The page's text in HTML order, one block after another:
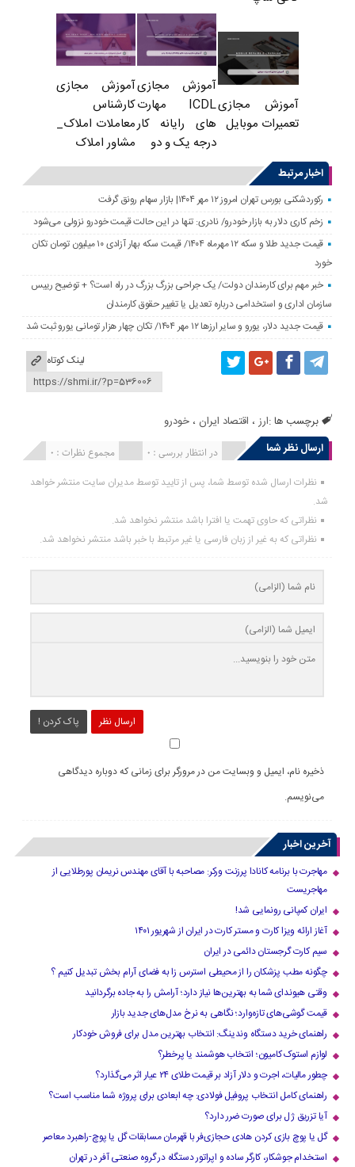
آموزش مجازی
تعمیرات موبایل
آموزش مجازی
ICDL مهارت
های رایانه کار
درجه یک و دو
آموزش مجازی
کارشناس
معاملات املاک_
مشاور املاک
اخبار مرتبط
رکوردشکنی بورس تهران امروز ۱۲ مهر ۱۴۰۴| بازار سهام رونق گرفت
زخم کاری دلار به بازار خودرو/ نادری: تنها در این حالت قیمت خودرو نزولی می‌شود
قیمت جدید طلا و سکه ۱۲ مهرماه ۱۴۰۴/ قیمت سکه بهار آزادی ۱۰ میلیون تومان تکان
خورد
خبر مهم برای کارمندان دولت/ یک جراحی بزرگ بزرگ در راه است؟ + توضیح رییس
سازمان اداری و استخدامی درباره تعدیل یا تغییر حقوق کارمندان
قیمت جدید دلار، یورو و سایر ارزها ۱۲ مهر ۱۴۰۴/ تکان چهار هزار تومانی یورو ثبت شد
لینک کوتاه
برچسب ها :ارز ، اقتصاد ایران ،خودرو
ارسال نظر شما
مجموع نظرات : 0 در انتظار بررسی : 0 انتشار یافته : 0
نظرات ارسال شده توسط شما، پس از تایید توسط مدیران سایت منتشر خواهد
شد.
نظراتی که حاوی تهمت یا افترا باشد منتشر نخواهد شد.
نظراتی که به غیر از زبان فارسی یا غیر مرتبط با خبر باشد منتشر نخواهد شد.
ارسال نظر پاک کردن !
ذخیره نام، ایمیل و وبسایت من در مرورگر برای زمانی که دوباره دیدگاهی
می‌نویسم.
آخرین اخبار
مهاجرت با برنامه کانادا پرزنت ورکر: مصاحبه با آقای مهندس نریمان پورطلایی از
مهاجریست
ایران کمپانی رونمایی شد!
آغاز ارائه ویزا کارت و مستر کارت در ایران از شهریور ۱۴۰۱
سیم کارت گرجستان دائمی در ایران
چگونه مطب پزشکان را از محیطی استرس زا به فضای آرام بخش تبدیل کنیم ؟
وقتی هیوندای شما به بهترین‌ها نیاز دارد؛ آرامش را به جاده برگردانید
قیمت گوشی‌های تازه‌وارد؛ نگاهی به نرخ مدل‌های جدید بازار
راهنمای خرید دستگاه وندینگ: انتخاب بهترین مدل برای فروش خودکار
لوازم استوک کامیون؛ انتخاب هوشمند یا پرخطر؟
چطور مالیات، اجرت و دلار آزاد بر قیمت طلای ۲۴ عیار اثر می‌گذارد؟
راهنمای کامل انتخاب پروفیل فولادی: چه ابعادی برای پروژه شما مناسب است؟
آیا تزریق ژل برای صورت ضرر دارد​؟
گل یا پوچ بازی کردن هادی حجازی‌فر با قهرمان مسابقات گل یا پوچ-راهبرد معاصر
استخدام جوشکار، کارگر ساده و اپراتور دستگاه در گروه صنعتی آفر در تهران